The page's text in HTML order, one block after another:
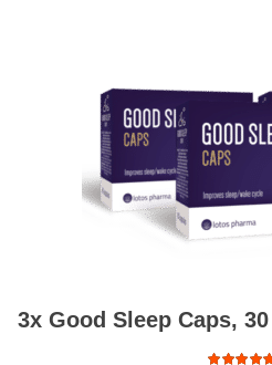
3x Good Sleep Caps,